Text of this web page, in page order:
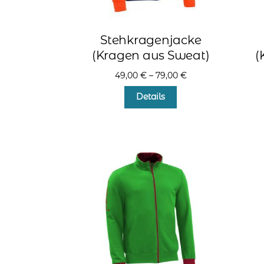
Stehkragenjacke
(Kragen aus Sweat)
49,00 €– 79,00 €
Details
Die
Optionen
können
auf
der
Produktseite
gewählt
werden